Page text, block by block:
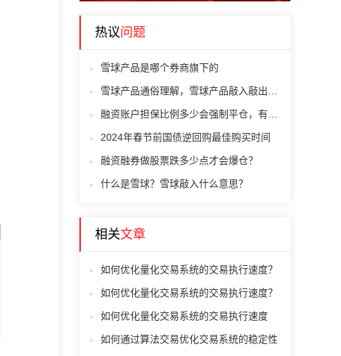
热议问题
雪球产品是哪个券商旗下的
2024年春节前国债逆回购最佳购买时间
融资融券做股票跌多少点才会爆仓？
什么是雪球？雪球敲入什么意思？
相关文章
如何优化量化交易系统的交易执行速度？
如何优化量化交易系统的交易执行速度？
如何优化量化交易系统的交易执行速度
如何通过算法交易优化交易系统的稳定性